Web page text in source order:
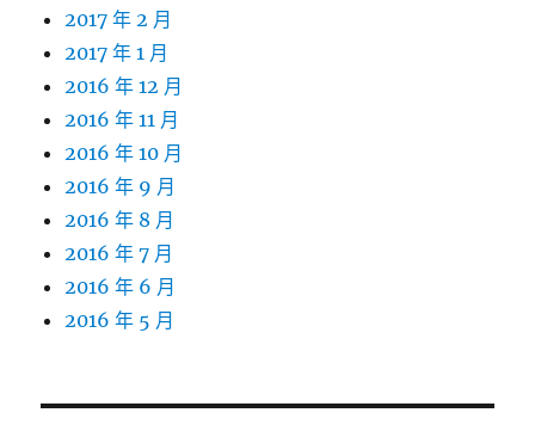
2017 年 2 月
2017 年 1 月
2016 年 12 月
2016 年 11 月
2016 年 10 月
2016 年 9 月
2016 年 8 月
2016 年 7 月
2016 年 6 月
2016 年 5 月